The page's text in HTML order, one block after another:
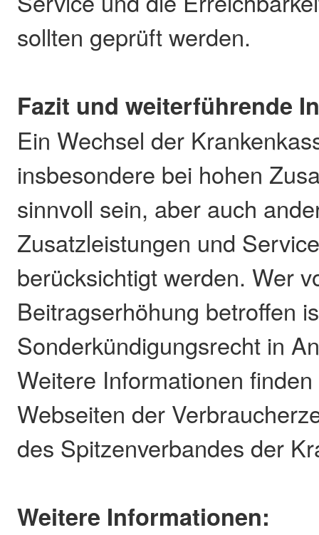
sollten geprüft werden.
Fazit und weiterführende
Ein Wechsel der
insbesondere bei hohen
sinnvoll sein, aber auch
Zusatzleistungen und
berücksichtigt werden. Wer
Beitragserhöhung betroffen
Sonderkündigungsrecht in
Weitere Informationen
Webseiten der
des Spitzenverbandes der
Weitere Informationen: